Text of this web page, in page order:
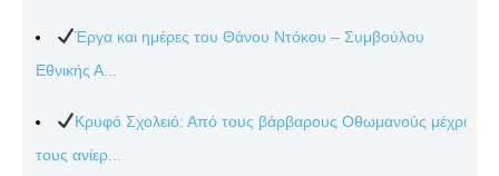
Έργα και ημέρες του Θάνου Ντόκου – Συμβούλου
Εθνικής Α...
Κρυφό Σχολειό: Από τους βάρβαρους Οθωμανούς μέχρι
τους ανίερ...